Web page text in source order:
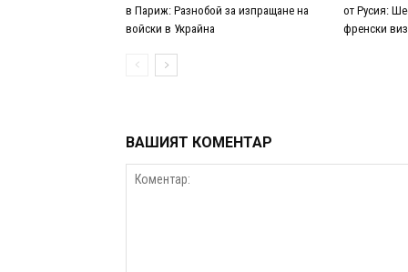
в Париж: Разнобой за изпращане на
войски в Украйна
от Русия:
френски
ВАШИЯТ КОМЕНТАР